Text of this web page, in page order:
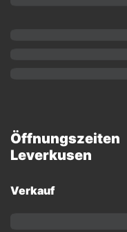
Öffnungszeiten
Leverkusen
Verkauf